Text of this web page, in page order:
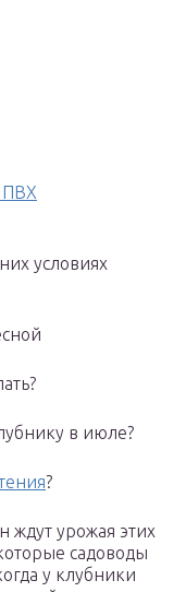
ПВХ
условиях
в июле?
?
ждут урожая этих
садоводы
у клубники